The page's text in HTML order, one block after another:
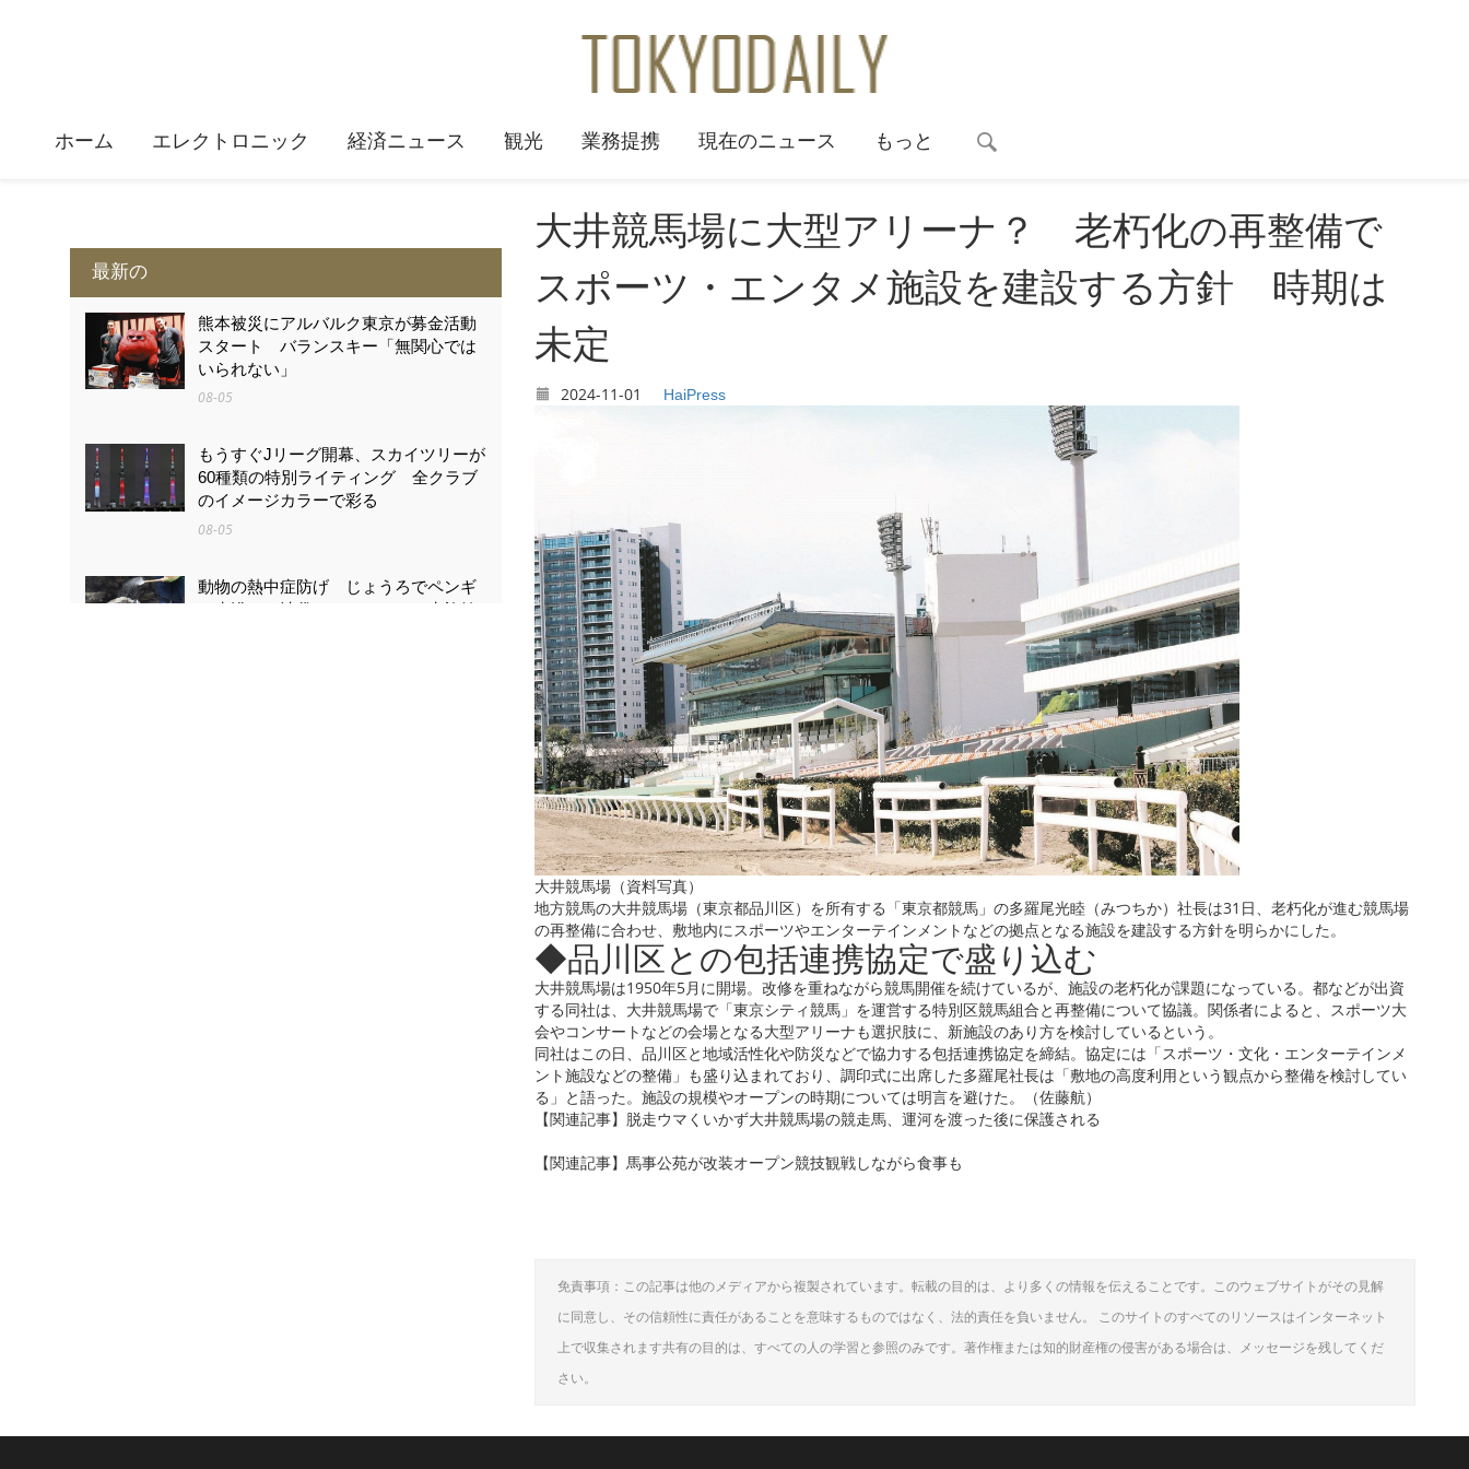
ホーム エレクトロニック 経済ニュース 観光 業務提携 現在のニュース もっと
最新の
熊本被災にアルバルク東京が募金活動
スタート バランスキー「無関心では
いられない」
08-05
もうすぐJリーグ開幕、スカイツリーが
60種類の特別ライティング 全クラブ
のイメージカラーで彩る
08-05
動物の熱中症防げ じょうろでペンギ
大井競馬場に大型アリーナ？ 老朽化の再整備で
スポーツ・エンタメ施設を建設する方針 時期は
未定
2024-11-01 HaiPress
大井競馬場（資料写真）
地方競馬の大井競馬場（東京都品川区）を所有する「東京都競馬」の多羅尾光睦（みつちか）社長は31日、老朽化が進む競馬場
の再整備に合わせ、敷地内にスポーツやエンターテインメントなどの拠点となる施設を建設する方針を明らかにした。
◆品川区との包括連携協定で盛り込む
大井競馬場は1950年5月に開場。改修を重ねながら競馬開催を続けているが、施設の老朽化が課題になっている。都などが出資
する同社は、大井競馬場で「東京シティ競馬」を運営する特別区競馬組合と再整備について協議。関係者によると、スポーツ大
会やコンサートなどの会場となる大型アリーナも選択肢に、新施設のあり方を検討しているという。
同社はこの日、品川区と地域活性化や防災などで協力する包括連携協定を締結。協定には「スポーツ・文化・エンターテインメ
ント施設などの整備」も盛り込まれており、調印式に出席した多羅尾社長は「敷地の高度利用という観点から整備を検討してい
る」と語った。施設の規模やオープンの時期については明言を避けた。（佐藤航）
【関連記事】脱走ウマくいかず大井競馬場の競走馬、運河を渡った後に保護される
【関連記事】馬事公苑が改装オープン競技観戦しながら食事も
免責事項：この記事は他のメディアから複製されています。転載の目的は、より多くの情報を伝えることです。このウェブサイトがその見解
に同意し、その信頼性に責任があることを意味するものではなく、法的責任を負いません。 このサイトのすべてのリソースはインターネット
上で収集されます共有の目的は、すべての人の学習と参照のみです。著作権または知的財産権の侵害がある場合は、メッセージを残してくだ
さい。